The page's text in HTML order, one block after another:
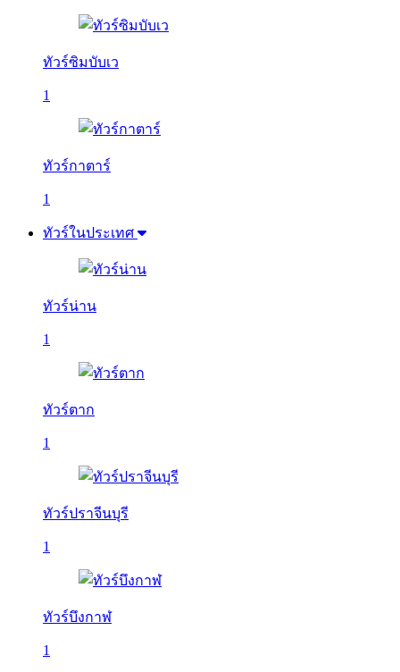
ทัวร์ซิมบับเว
1
ทัวร์กาตาร์
1
ทัวร์ในประเทศ
ทัวร์น่าน
1
ทัวร์ตาก
1
ทัวร์ปราจีนบุรี
1
ทัวร์บึงกาฬ
1